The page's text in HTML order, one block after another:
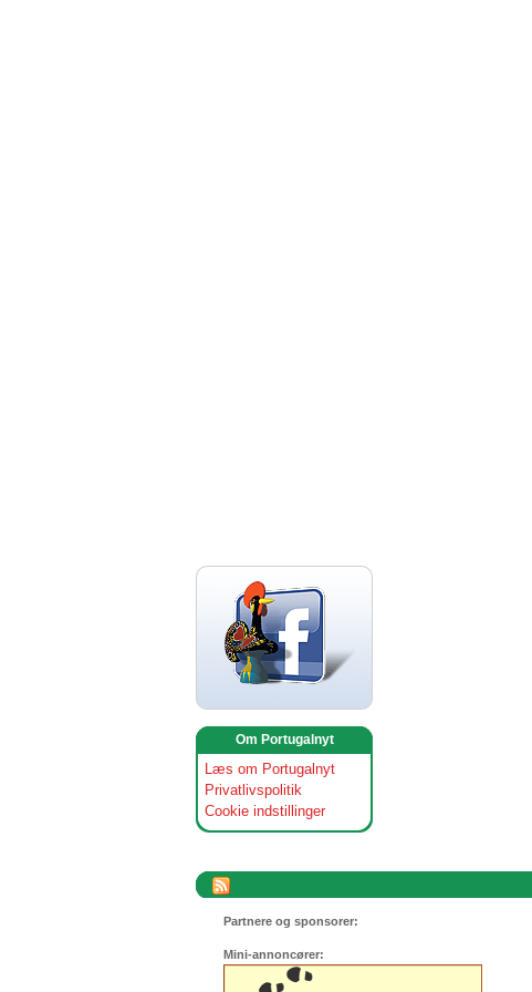
Om Portugalnyt
Læs om Portugalnyt
Privatlivspolitik
Cookie indstillinger
Partnere og sponsorer:
Mini-annoncører: